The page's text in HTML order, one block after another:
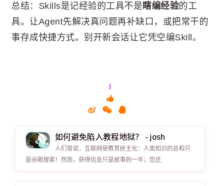
总结：Skills是记经验的工具不是 瞎编经验的工
具。让Agent先解决真问题再补缺口，或把常干的
事存成快捷方式。别开新会话让它凭空编Skill。
1
如何避免陷入教程地狱？ - josh
人们常说，互联网使教育民主化：人类知识的总和只
是谷歌搜索！然而，获得信息只是故事的一半；您还.